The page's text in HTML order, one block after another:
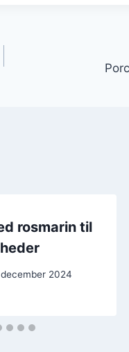
rosmarin til
2024